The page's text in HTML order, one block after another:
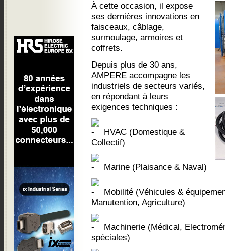
À cette occasion, il expose
ses dernières innovations en
faisceaux, câblage,
surmoulage, armoires et
coffrets.
Depuis plus de 30 ans,
AMPERE accompagne les
industriels de secteurs variés,
en répondant à leurs
exigences techniques :
HVAC (Domestique &
Collectif)
Marine (Plaisance & Naval)
Mobilité (Véhicules &
Manutention, Agriculture)
Machinerie (Médical,
spéciales)